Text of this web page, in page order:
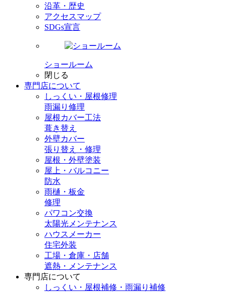
沿革・歴史
アクセスマップ
SDGs宣言
ショールーム
閉じる
専門店について
しっくい・屋根修理
雨漏り修理
屋根カバー工法
葺き替え
外壁カバー
張り替え・修理
屋根・外壁塗装
屋上・バルコニー
防水
雨樋・板金
修理
パワコン交換
太陽光メンテナンス
ハウスメーカー
住宅外装
工場・倉庫・店舗
遮熱・メンテナンス
専門店について
しっくい・屋根補修・雨漏り補修